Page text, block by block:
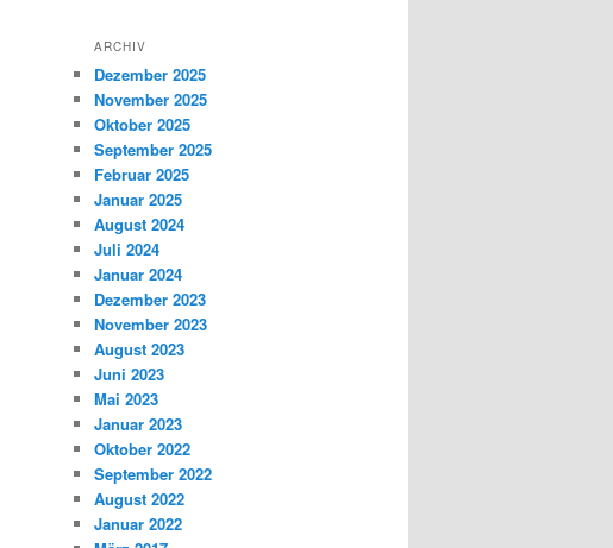
ARCHIV
Dezember 2025
November 2025
Oktober 2025
September 2025
Februar 2025
Januar 2025
August 2024
Juli 2024
Januar 2024
Dezember 2023
November 2023
August 2023
Juni 2023
Mai 2023
Januar 2023
Oktober 2022
September 2022
August 2022
Januar 2022